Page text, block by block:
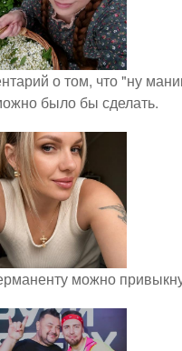
о том, что "ну
было бы сделать.
можно